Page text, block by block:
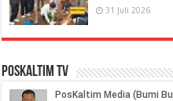
31 Juli 2026
PosKaltim TV